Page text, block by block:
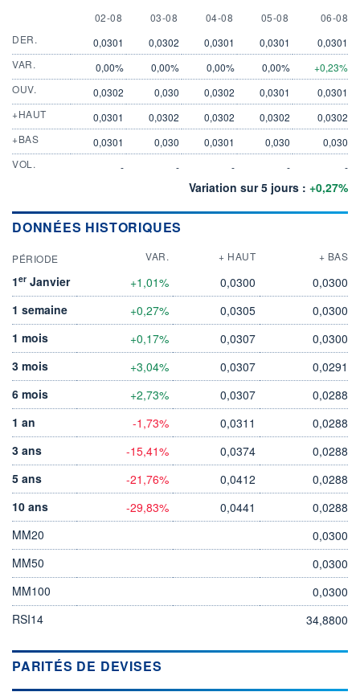
2 AUGUST
02-08 3 AUGUST
03-08 4 AUGUST
04-08 5 AUGUST
05-08 6
06-08
DER.
0,0301 0,0302 0,0301 0,0301
0,0301
VAR.
0,00% 0,00% 0,00% 0,00%
+0,23%
OUV.
0,0302 0,030 0,0302 0,0301
0,0301
+HAUT
0,0301 0,0302 0,0302 0,0302
0,0302
+BAS
0,0301 0,030 0,0301 0,030
0,030
VOL.
- - - - -
Variation sur 5 jours : +0,27%
DONNÉES HISTORIQUES
PÉRIODE VAR. + HAUT + BAS
1er Janvier +1,01% 0,0300
0,0300
1 semaine
+0,27% 0,0305
0,0300
1 mois
+0,17% 0,0307
0,0300
3 mois
+3,04% 0,0307
0,0291
6 mois
+2,73% 0,0307
0,0288
1 an
-1,73% 0,0311
0,0288
3 ans
-15,41% 0,0374
0,0288
5 ans
-21,76% 0,0412
0,0288
10 ans
-29,83% 0,0441
0,0288
MM20
0,0300
MM50
0,0300
MM100
0,0300
RSI14
34,8800
PARITÉS DE DEVISES